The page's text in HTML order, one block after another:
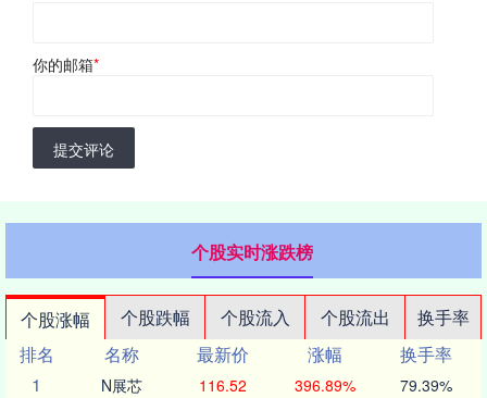
你的邮箱*
提交评论
个股实时涨跌榜
个股涨幅 个股跌幅 个股流入 个股流出
换手率
排名
名称 最新价 涨幅
换手率
1
N展芯 116.52 396.89% 79.39%